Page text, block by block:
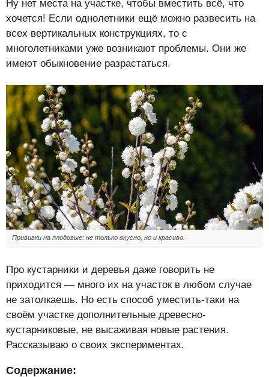
Ну нет места на участке, чтобы вместить всё, что
хочется! Если однолетники ещё можно развесить на
всех вертикальных конструкциях, то с
многолетниками уже возникают проблемы. Они же
имеют обыкновение разрастаться.
Прививки на плодовые: не только вкусно, но и красиво.
Про кустарники и деревья даже говорить не
приходится — много их на участок в любом случае
не затолкаешь. Но есть способ уместить-таки на
своём участке дополнительные древесно-
кустарниковые, не высаживая новые растения.
Рассказываю о своих экспериментах.
Содержание: